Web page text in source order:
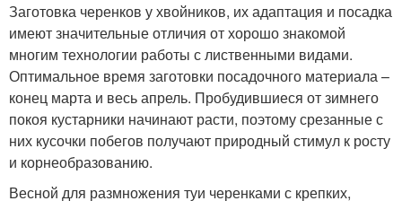
Заготовка черенков у хвойников, их адаптация и посадка
имеют значительные отличия от хорошо знакомой
многим технологии работы с лиственными видами.
Оптимальное время заготовки посадочного материала –
конец марта и весь апрель. Пробудившиеся от зимнего
покоя кустарники начинают расти, поэтому срезанные с
них кусочки побегов получают природный стимул к росту
и корнеобразованию.
Весной для размножения туи черенками с крепких,